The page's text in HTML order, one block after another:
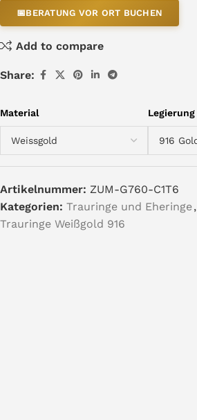
📅BERATUNG VOR ORT BUCHEN
Add to compare
Share:
Material Legierung
Artikelnummer: ZUM-G760-C1T6
Kategorien: Trauringe und Eheringe,
Trauringe Weißgold 916